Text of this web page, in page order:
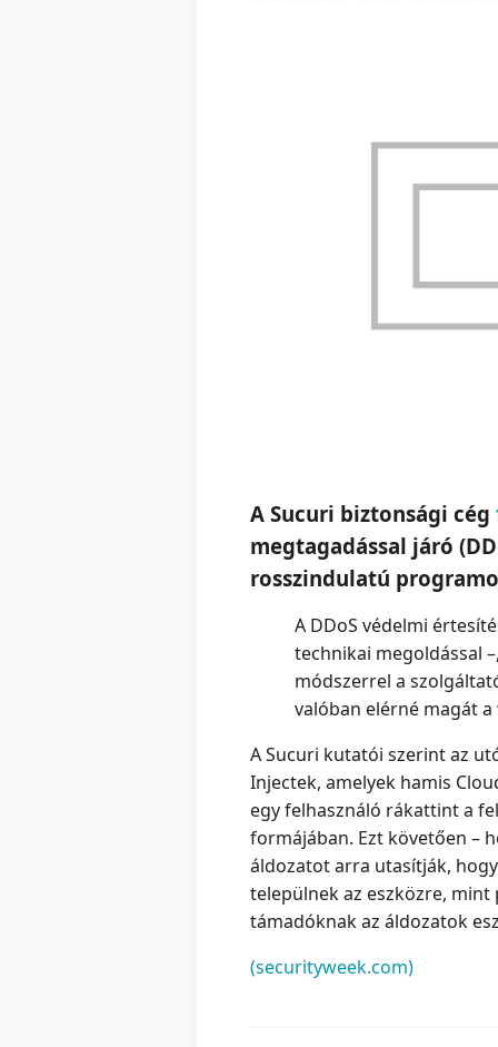
A Sucuri biztonsági cég
megtagadással járó
rosszindulatú
A DDoS védelmi
technikai megoldással
módszerrel a
valóban elérné magát
A Sucuri kutatói szerint az
Injectek, amelyek hamis
egy felhasználó rákattint a
formájában. Ezt követően –
áldozatot arra utasítják,
települnek az eszközre, mint
támadóknak az áldozatok
(securityweek.com)